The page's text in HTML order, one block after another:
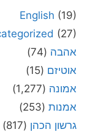
English (19)
(27)
אהבה (74)
אוטיזם (15)
אמונה (1,277)
אמנות (253)
גרשון הכהן (817)